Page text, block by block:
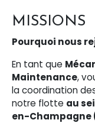
MISSIONS
Pourquoi nous
En tant que
Maintenance,
la coordination
notre flotte au
en-Champagne